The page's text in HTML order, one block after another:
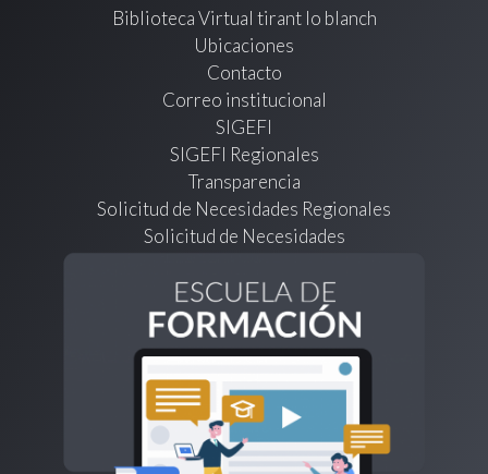
Biblioteca Virtual tirant lo blanch
Ubicaciones
Contacto
Correo institucional
SIGEFI
SIGEFI Regionales
Transparencia
Solicitud de Necesidades Regionales
Solicitud de Necesidades